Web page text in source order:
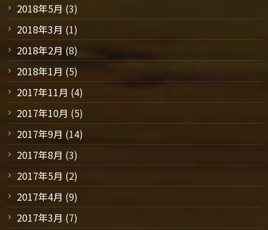
2018年5月 (3)
2018年3月 (1)
2018年2月 (8)
2018年1月 (5)
2017年11月 (4)
2017年10月 (5)
2017年9月 (14)
2017年8月 (3)
2017年5月 (2)
2017年4月 (9)
2017年3月 (7)